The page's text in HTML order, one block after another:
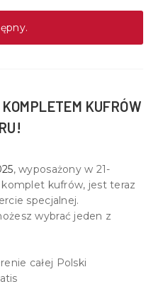
KUFRÓW
, wyposażony w 21-
komplet kufrów, jest teraz
specjalnej.
wybrać jeden z
całej Polski